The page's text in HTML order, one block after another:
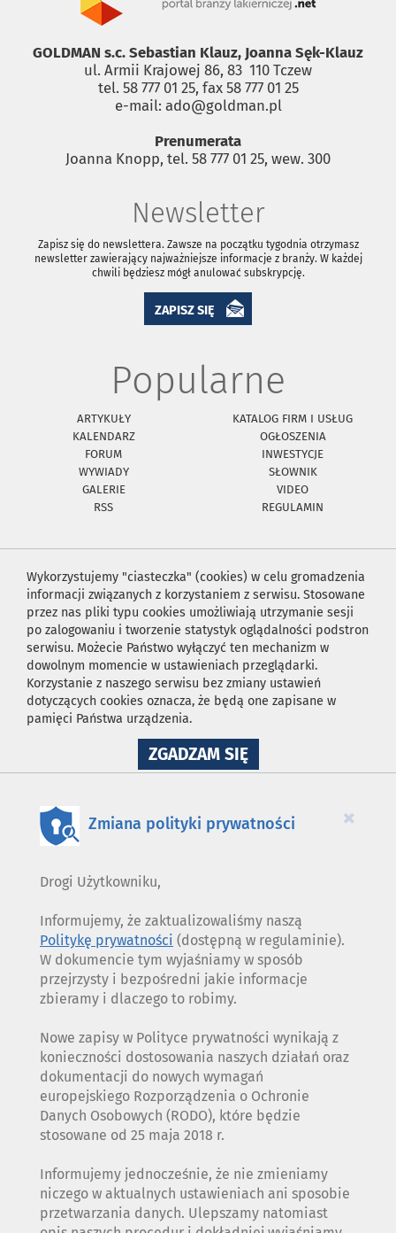
GOLDMAN s.c. Sebastian Klauz, Joanna Sęk-Klauz
ul. Armii Krajowej 86, 83 ­ 110 Tczew
tel. 58 777 01 25, fax 58 777 01 25
e-mail: ado@goldman.pl
Prenumerata
Joanna Knopp, tel. 58 777 01 25, wew. 300
Newsletter
Zapisz się do newslettera. Zawsze na początku tygodnia otrzymasz
newsletter zawierający najważniejsze informacje z branży. W każdej
chwili będziesz mógł anulować subskrypcję.
ZAPISZ SIĘ
Popularne
ARTYKUŁY
KATALOG FIRM I USŁUG
KALENDARZ
OGŁOSZENIA
FORUM
INWESTYCJE
WYWIADY
SŁOWNIK
GALERIE
VIDEO
RSS
REGULAMIN
Wykorzystujemy "ciasteczka" (cookies) w celu gromadzenia
informacji związanych z korzystaniem z serwisu. Stosowane
przez nas pliki typu cookies umożliwiają utrzymanie sesji
po zalogowaniu i tworzenie statystyk oglądalności podstron
serwisu. Możecie Państwo wyłączyć ten mechanizm w
dowolnym momencie w ustawieniach przeglądarki.
Korzystanie z naszego serwisu bez zmiany ustawień
dotyczących cookies oznacza, że będą one zapisane w
pamięci Państwa urządzenia.
ZGADZAM SIĘNA
WYKORZYSTANIE
×
Zmiana polityki prywatności
Drogi Użytkowniku,
Informujemy, że zaktualizowaliśmy naszą
Politykę prywatności (dostępną w regulaminie).
W dokumencie tym wyjaśniamy w sposób
przejrzysty i bezpośredni jakie informacje
zbieramy i dlaczego to robimy.
Nowe zapisy w Polityce prywatności wynikają z
konieczności dostosowania naszych działań oraz
dokumentacji do nowych wymagań
europejskiego Rozporządzenia o Ochronie
Danych Osobowych (RODO), które będzie
stosowane od 25 maja 2018 r.
Informujemy jednocześnie, że nie zmieniamy
niczego w aktualnych ustawieniach ani sposobie
przetwarzania danych. Ulepszamy natomiast